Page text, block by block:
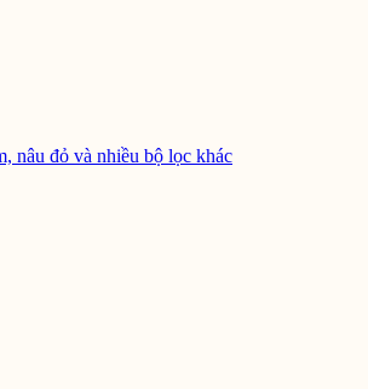
nâu đỏ và nhiều bộ lọc khác